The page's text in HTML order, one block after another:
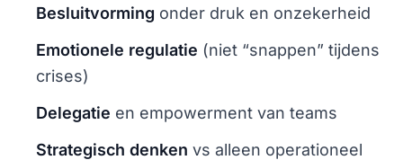
Besluitvorming onder druk en onzekerheid
Emotionele regulatie (niet “snappen” tijdens
crises)
Delegatie en empowerment van teams
Strategisch denken vs alleen operationeel